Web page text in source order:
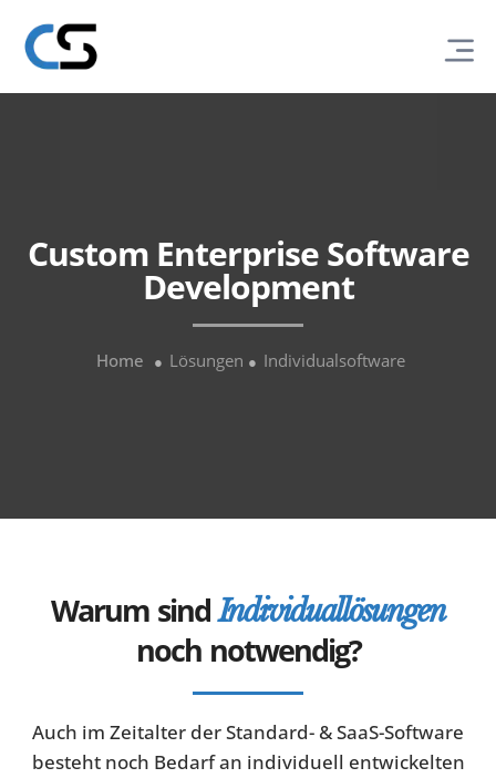
Custom Enterprise Software
Development
Home Lösungen Individualsoftware
Warum sindIndividuallösungen
noch notwendig?
Auch im Zeitalter der Standard- & SaaS-Software
besteht noch Bedarf an individuell entwickelten